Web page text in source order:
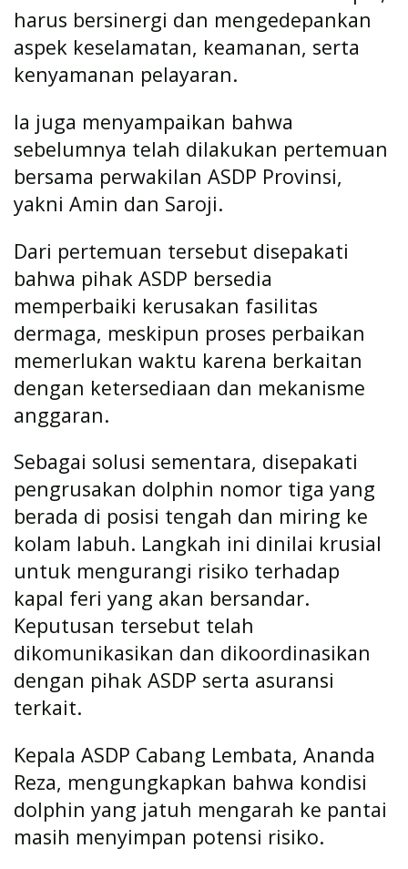
harus bersinergi dan mengedepankan
aspek keselamatan, keamanan, serta
kenyamanan pelayaran.
Ia juga menyampaikan bahwa
sebelumnya telah dilakukan pertemuan
bersama perwakilan ASDP Provinsi,
yakni Amin dan Saroji.
Dari pertemuan tersebut disepakati
bahwa pihak ASDP bersedia
memperbaiki kerusakan fasilitas
dermaga, meskipun proses perbaikan
memerlukan waktu karena berkaitan
dengan ketersediaan dan mekanisme
anggaran.
Sebagai solusi sementara, disepakati
pengrusakan dolphin nomor tiga yang
berada di posisi tengah dan miring ke
kolam labuh. Langkah ini dinilai krusial
untuk mengurangi risiko terhadap
kapal feri yang akan bersandar.
Keputusan tersebut telah
dikomunikasikan dan dikoordinasikan
dengan pihak ASDP serta asuransi
terkait.
Kepala ASDP Cabang Lembata, Ananda
Reza, mengungkapkan bahwa kondisi
dolphin yang jatuh mengarah ke pantai
masih menyimpan potensi risiko.